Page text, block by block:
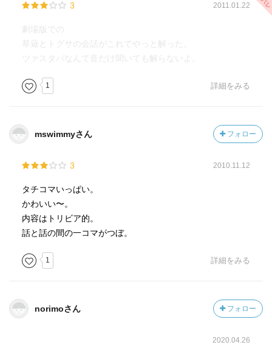
3 2011.01.22
劇場版での
草薙とトグサの会話がこれでやっと解った。
ツァスタバなんて音だけ聞いても解らないよ。
1 詳細をみる
mswimmyさん フォロー
3 2010.11.12
タチコマいっぱい。
かわいい〜。
内容はトリビア的。
話と話の間の一コマがつぼ。
1 詳細をみる
norimoさん フォロー
2020.04.26